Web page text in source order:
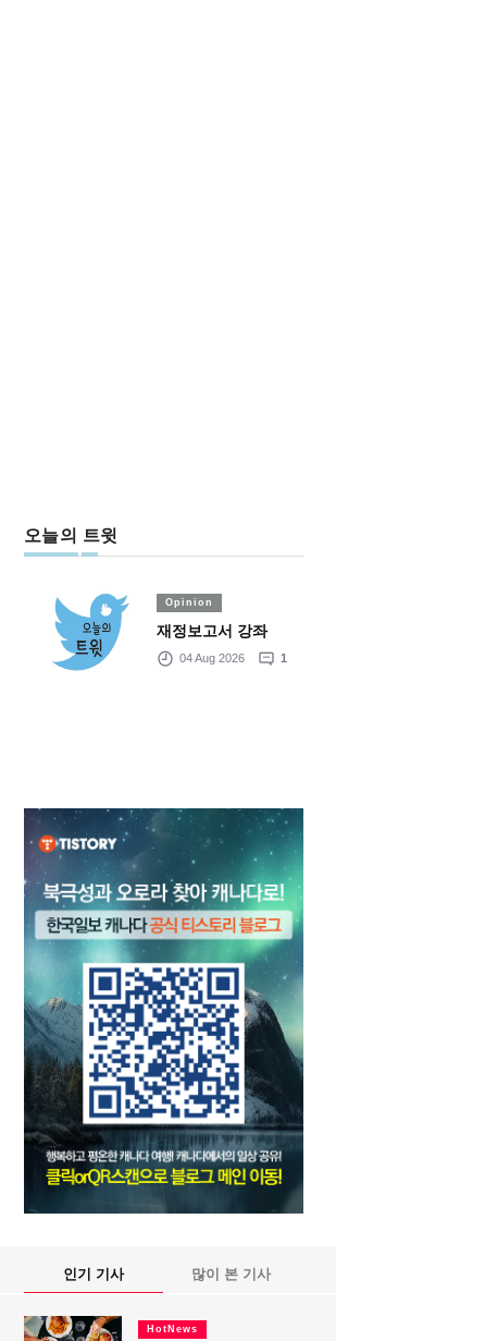
오늘의 트윗
Opinion
재정보고서 강좌
04 Aug 2026 1
인기 기사 많이 본 기사
HotNews